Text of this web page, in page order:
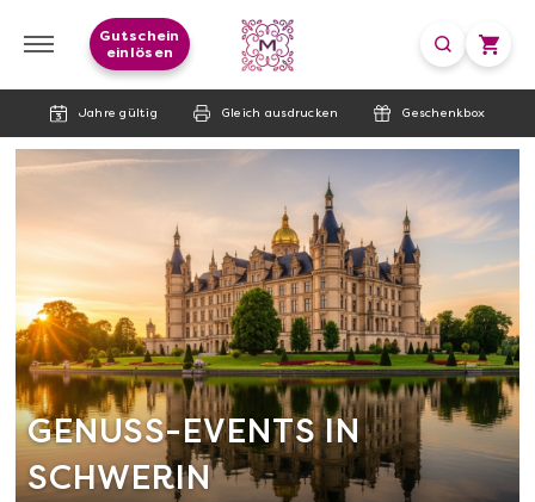
Jahre gültig Gleich ausdrucken Geschenkbox
Gutschein
einlösen
GENUSS-EVENTS IN
SCHWERIN